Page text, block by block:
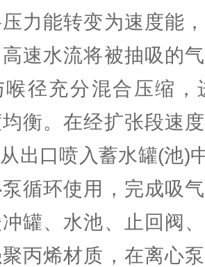
力能转变为速度能
速水流将被抽吸的
喉径充分混合压缩
衡。在经扩张段速
出口喷入蓄水罐(池)
循环使用，完成吸
罐、水池、止回阀
丙烯材质，在离心